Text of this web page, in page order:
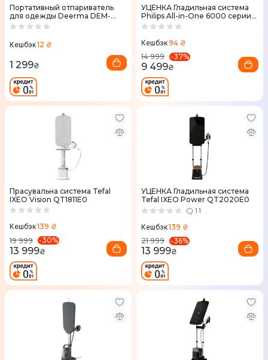
Портативный отпариватель
для одежды Deerma DEM-
GT01
Кешбэк12 ₴
1 299₴
УЦЕНКА Гладильная система
Philips All-in-One 6000 серии
AIS6020/70
Кешбэк94 ₴
14 999
-37%
9 499₴
Прасувальна система Tefal
IXEO Vision QT1811E0
Кешбэк139 ₴
19 999
-30%
13 999₴
УЦЕНКА Гладильная система
Tefal IXEO Power QT2020E0
11
Кешбэк139 ₴
21 999
-36%
13 999₴